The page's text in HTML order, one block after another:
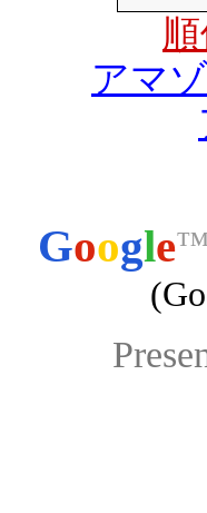
アマ
Google™